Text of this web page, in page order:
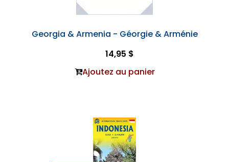
Georgia & Armenia - Géorgie & Arménie
14,95 $
Ajoutez au panier